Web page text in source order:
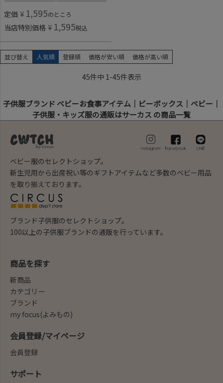
定価 ¥ 1,595のところ
当店特別価格 ¥ 1,595税込
並び替え 人気順 登録順 価格が安い順 価格が高い順
45件中 1-45件表示
子供服ブランド ベビーお食事アイテム｜ビーボックス｜ベビー｜
子供服・キッズ服の通販はサーカス の商品一覧
ベビー服のセレクトショップ。
新生児用から出産祝い等のギフトアイテムなど多数のベビー用品
を取り揃えております。
ブランド子供服のセレクトショップ。
100以上の子供服ブランドの通販を行っています。
商品を探す
新商品
カテゴリー
ブランド
my focus(よみもの)
会員登録/マイページ
会員登録
サポート